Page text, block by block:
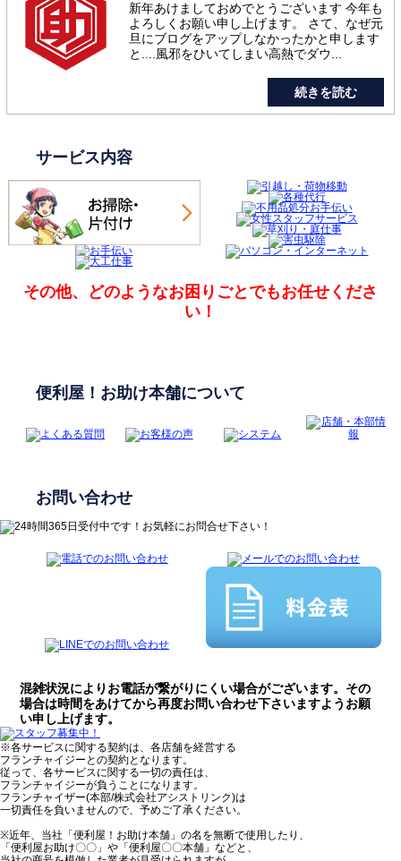
新年あけましておめでとうございます 今年も
よろしくお願い申し上げます。 さて、なぜ元
旦にブログをアップしなかったかと申します
と....風邪をひいてしまい高熱でダウ...
続きを読む
サービス内容
その他、どのようなお困りごとでもお任せくださ
い！
便利屋！お助け本舗について
お問い合わせ
混雑状況によりお電話が繋がりにくい場合がございます。その
場合は時間をあけてから再度お問い合わせ下さいますようお願
い申し上げます。
※各サービスに関する契約は、各店舗を経営する
フランチャイジーとの契約となります。
従って、各サービスに関する一切の責任は、
フランチャイジーが負うことになります。
フランチャイザー(本部/株式会社アシストリンク)は
一切責任を負いませんので、予めご了承ください。
※近年、当社「便利屋！お助け本舗」の名を無断で使用したり、
「便利屋お助け〇〇」や「便利屋〇〇本舗」などと、